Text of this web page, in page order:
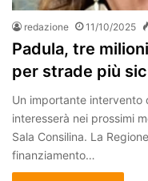
redazione 11/10/2025
Padula, tre
per strade più
Un importante intervento
interesserà nei prossimi
Sala Consilina. La
finanziamento…